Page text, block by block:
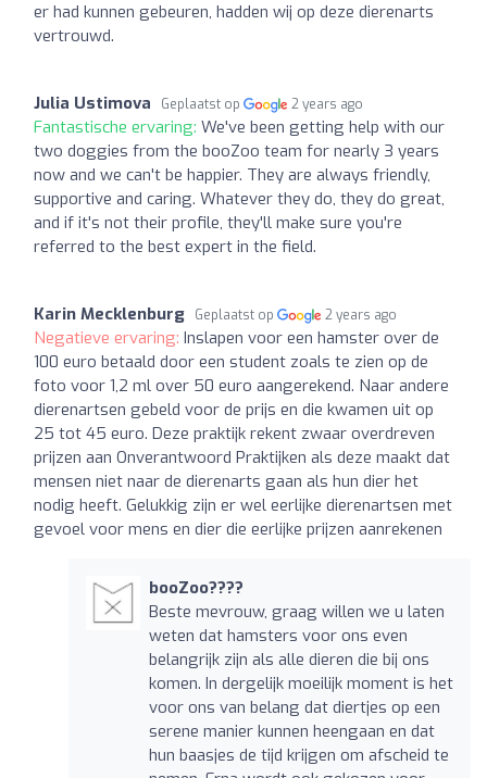
er had kunnen gebeuren, hadden wij op deze dierenarts
vertrouwd.
Julia Ustimova Geplaatst op 2 years ago
Fantastische ervaring: We've been getting help with our
two doggies from the booZoo team for nearly 3 years
now and we can't be happier. They are always friendly,
supportive and caring. Whatever they do, they do great,
and if it's not their profile, they'll make sure you're
referred to the best expert in the field.
Karin Mecklenburg Geplaatst op 2 years ago
Negatieve ervaring: Inslapen voor een hamster over de
100 euro betaald door een student zoals te zien op de
foto voor 1,2 ml over 50 euro aangerekend. Naar andere
dierenartsen gebeld voor de prijs en die kwamen uit op
25 tot 45 euro. Deze praktijk rekent zwaar overdreven
prijzen aan Onverantwoord Praktijken als deze maakt dat
mensen niet naar de dierenarts gaan als hun dier het
nodig heeft. Gelukkig zijn er wel eerlijke dierenartsen met
gevoel voor mens en dier die eerlijke prijzen aanrekenen
booZoo????
Beste mevrouw, graag willen we u laten
weten dat hamsters voor ons even
belangrijk zijn als alle dieren die bij ons
komen. In dergelijk moeilijk moment is het
voor ons van belang dat diertjes op een
serene manier kunnen heengaan en dat
hun baasjes de tijd krijgen om afscheid te